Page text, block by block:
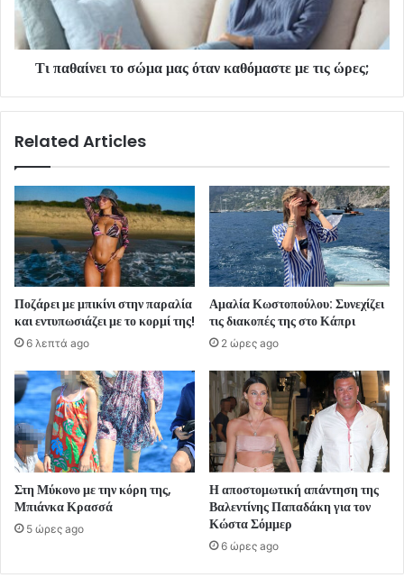
Τι παθαίνει το σώμα μας όταν καθόμαστε με τις ώρες;
Related Articles
Ποζάρει με μπικίνι στην παραλία
και εντυπωσιάζει με το κορμί της!
6 λεπτά ago
Αμαλία Κωστοπούλου: Συνεχίζει
τις διακοπές της στο Κάπρι
2 ώρες ago
Στη Μύκονο με την κόρη της,
Μπιάνκα Κρασσά
5 ώρες ago
Η αποστομωτική απάντηση της
Βαλεντίνης Παπαδάκη για τον
Κώστα Σόμμερ
6 ώρες ago